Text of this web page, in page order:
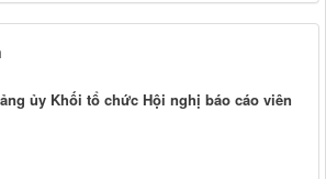
ủy Khối tổ chức Hội nghị báo cáo viên